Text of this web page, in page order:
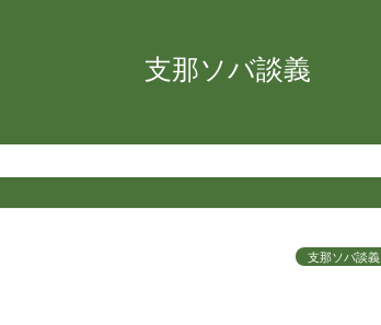
支那ソバ談義
支那ソバ談義